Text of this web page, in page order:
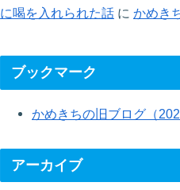
に喝を入れられた話 に かめき
ブックマーク
かめきちの旧ブログ（
アーカイブ